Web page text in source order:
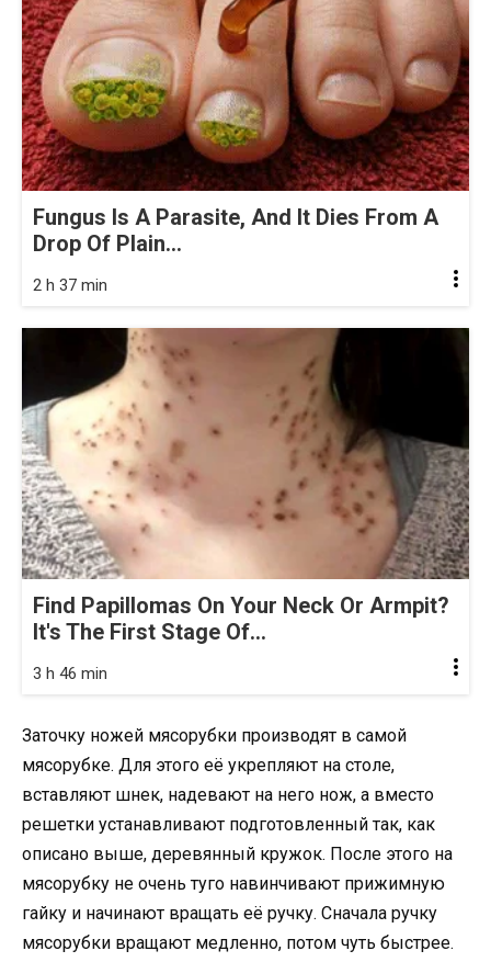
Fungus Is A Parasite, And It Dies From A
Drop Of Plain...
2 h 37 min
Find Papillomas On Your Neck Or Armpit?
It's The First Stage Of...
3 h 46 min
Заточку ножей мясорубки производят в самой
мясорубке. Для этого её укрепляют на столе,
вставляют шнек, надевают на него нож, а вместо
решетки устанавливают подготовленный так, как
описано выше, деревянный кружок. После этого на
мясорубку не очень туго навинчивают прижимную
гайку и начинают вращать её ручку. Сначала ручку
мясорубки вращают медленно, потом чуть быстрее.